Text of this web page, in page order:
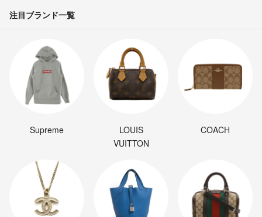
注目ブランド一覧
Supreme
LOUIS
VUITTON
COACH